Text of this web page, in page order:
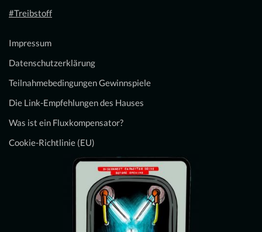
#Treibstoff
Impressum
Datenschutzerklärung
Teilnahmebedingungen Gewinnspiele
Die Link-Empfehlungen des Hauses
Was ist ein Fluxkompensator?
Cookie-Richtlinie (EU)